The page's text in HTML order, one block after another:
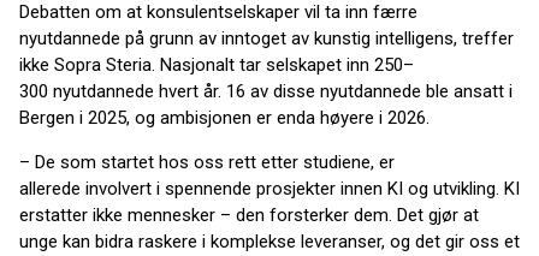
Debatten om at konsulentselskaper vil ta inn færre
nyutdannede på grunn av inntoget av kunstig intelligens, treffer
ikke Sopra Steria. Nasjonalt tar selskapet inn 250–
300 nyutdannede hvert år. 16 av disse nyutdannede ble ansatt i
Bergen i 2025, og ambisjonen er enda høyere i 2026.
– De som startet hos oss rett etter studiene, er
allerede involvert i spennende prosjekter innen KI og utvikling. KI
erstatter ikke mennesker – den forsterker dem. Det gjør at
unge kan bidra raskere i komplekse leveranser, og det gir oss et